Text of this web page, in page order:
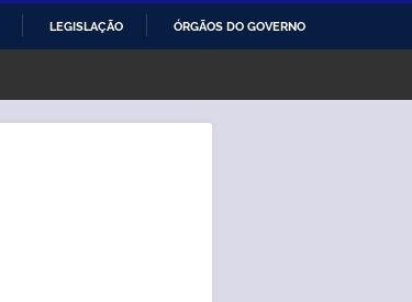
LEGISLAÇÃO ÓRGÃOS DO GOVERNO